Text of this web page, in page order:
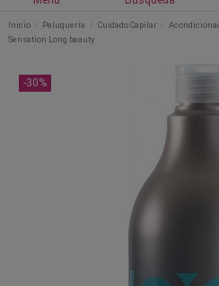
Inicio Peluquería Cuidado Capilar
Sensation Long beauty
-30%